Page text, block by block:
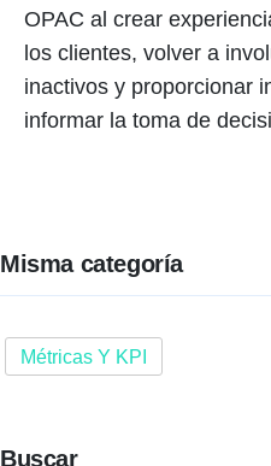
OPAC al crear
los clientes, volver a
inactivos y proporcionar
informar la toma de
Misma categoría
Métricas Y KPI
Buscar